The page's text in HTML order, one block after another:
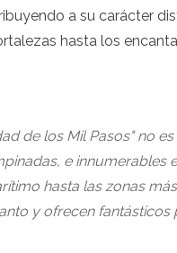
a su carácter
hasta los
de los Mil Pasos" no
e innumerables
hasta las zonas
y ofrecen fantásticos